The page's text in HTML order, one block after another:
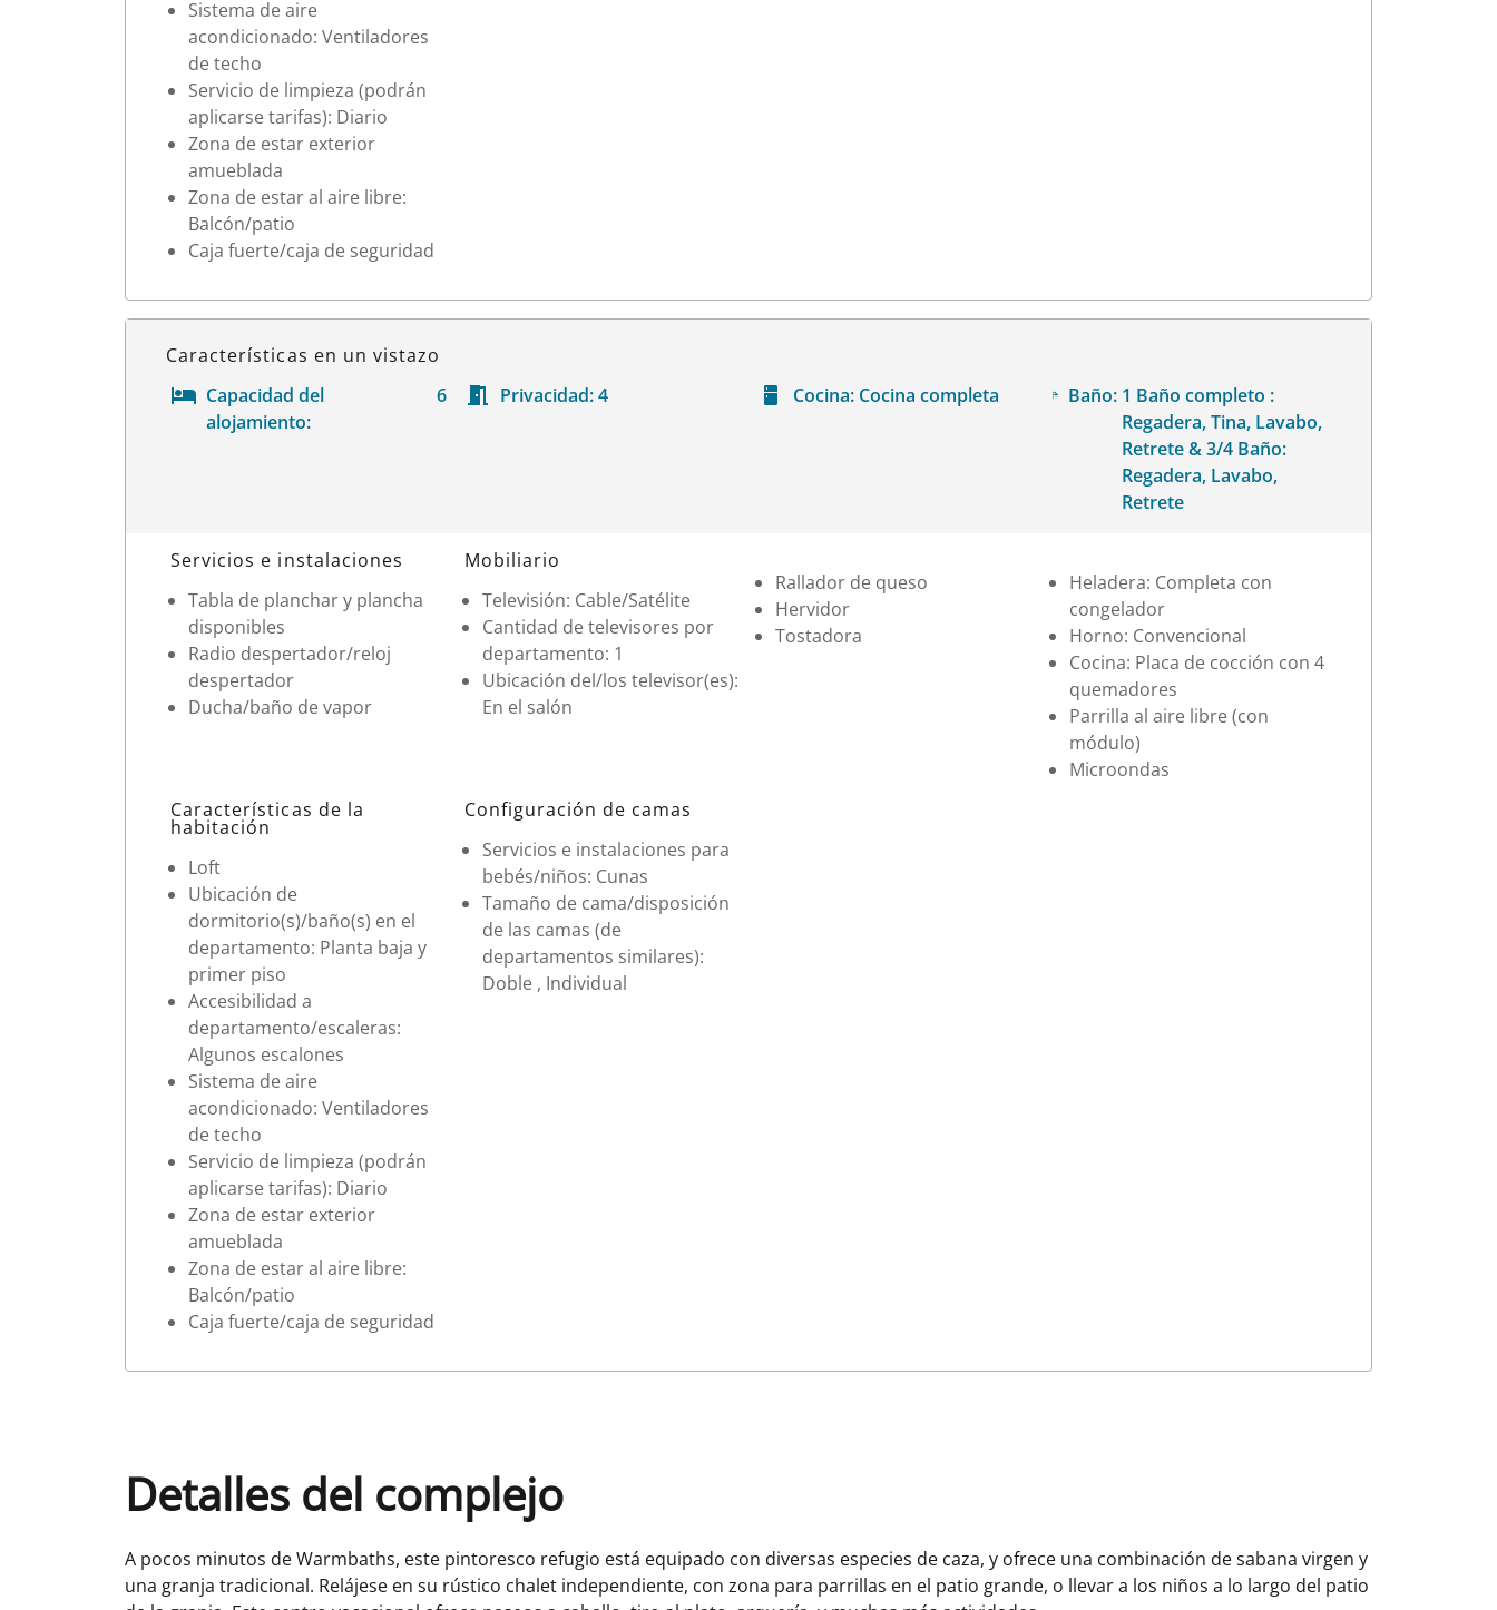
Sistema de aire
acondicionado: Ventiladores
de techo
Servicio de limpieza (podrán
aplicarse tarifas): Diario
Zona de estar exterior
amueblada
Zona de estar al aire libre:
Balcón/patio
Caja fuerte/caja de seguridad
Características en un vistazo
Capacidad del
alojamiento:
6 Privacidad: 4 Cocina: Cocina completa Baño: 1 Baño completo :
Regadera, Tina, Lavabo,
Retrete & 3/4 Baño:
Regadera, Lavabo,
Retrete
Datos de la habitación
Servicios e instalaciones
Tabla de planchar y plancha
disponibles
Radio despertador/reloj
despertador
Ducha/baño de vapor
Mobiliario
Televisión: Cable/Satélite
Cantidad de televisores por
departamento: 1
Ubicación del/los televisor(es):
En el salón
Rallador de queso
Hervidor
Tostadora
Heladera: Completa con
congelador
Horno: Convencional
Cocina: Placa de cocción con 4
quemadores
Parrilla al aire libre (con
módulo)
Microondas
Características de la
habitación
Loft
Ubicación de
dormitorio(s)/baño(s) en el
departamento: Planta baja y
primer piso
Accesibilidad a
departamento/escaleras:
Algunos escalones
Sistema de aire
acondicionado: Ventiladores
de techo
Servicio de limpieza (podrán
aplicarse tarifas): Diario
Zona de estar exterior
amueblada
Zona de estar al aire libre:
Balcón/patio
Caja fuerte/caja de seguridad
Configuración de camas
Servicios e instalaciones para
bebés/niños: Cunas
Tamaño de cama/disposición
de las camas (de
departamentos similares):
Doble , Individual
Detalles del complejo
A pocos minutos de Warmbaths, este pintoresco refugio está equipado con diversas especies de caza, y ofrece una combinación de sabana virgen y
una granja tradicional. Relájese en su rústico chalet independiente, con zona para parrillas en el patio grande, o llevar a los niños a lo largo del patio